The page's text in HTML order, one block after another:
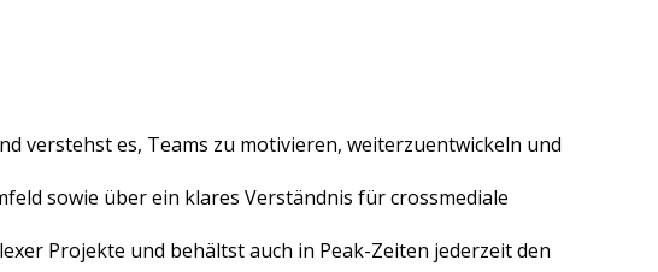
verstehst es, Teams zu motivieren, weiterzuentwickeln und
sowie über ein klares Verständnis für crossmediale
Projekte und behältst auch in Peak-Zeiten jederzeit den